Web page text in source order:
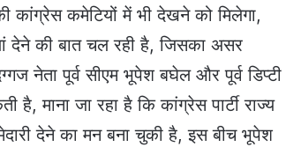
कांग्रेस कमेटियों में भी देखने को मिलेगा,
देने की बात चल रही है, जिसका असर
नेता पूर्व सीएम भूपेश बघेल और पूर्व डिप्टी
है, माना जा रहा है कि कांग्रेस पार्टी राज्य
देने का मन बना चुकी है, इस बीच भूपेश